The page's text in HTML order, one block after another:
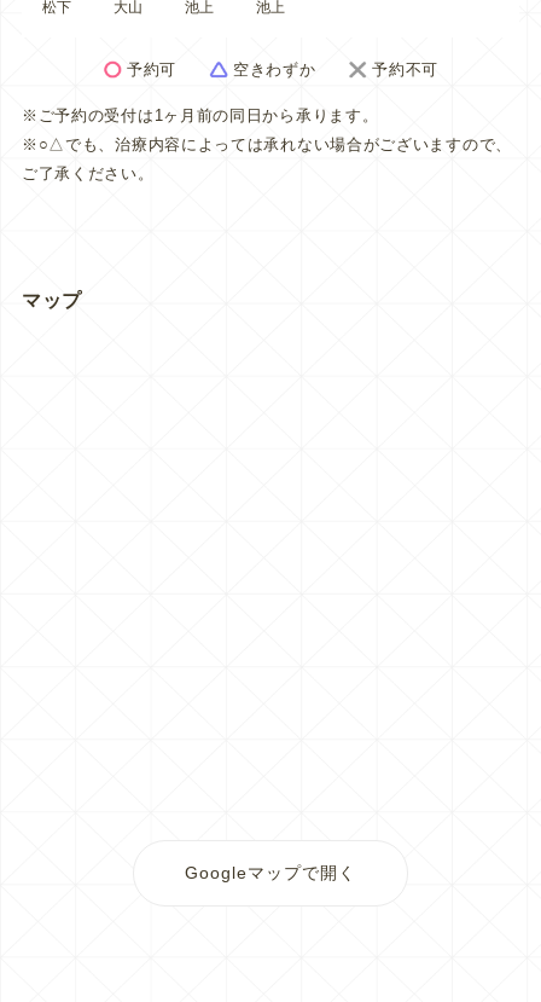
松下 大山 池上 池上
予約可 空きわずか 予約不可
※ご予約の受付は1ヶ月前の同日から承ります。
※○△でも、治療内容によっては承れない場合がございますので、
ご了承ください。
マップ
Googleマップで開く